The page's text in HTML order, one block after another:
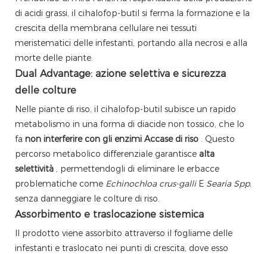
di acidi grassi, il cihalofop-butil si ferma la formazione e la
crescita della membrana cellulare nei tessuti
meristematici delle infestanti, portando alla necrosi e alla
morte delle piante.
Dual Advantage: azione selettiva e sicurezza
delle colture
Nelle piante di riso, il cihalofop-butil subisce un rapido
metabolismo in una forma di diacide non tossico, che lo
fa non interferire con gli enzimi Accase di riso . Questo
percorso metabolico differenziale garantisce alta
selettività , permettendogli di eliminare le erbacce
problematiche come Echinochloa crus-galli E Searia Spp.
senza danneggiare le colture di riso.
Assorbimento e traslocazione sistemica
Il prodotto viene assorbito attraverso il fogliame delle
infestanti e traslocato nei punti di crescita, dove esso